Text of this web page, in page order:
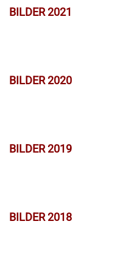
BILDER 2021
BILDER 2020
BILDER 2019
BILDER 2018